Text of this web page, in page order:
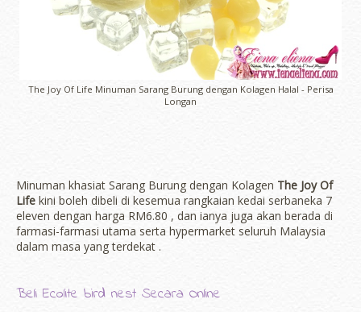
The Joy Of Life Minuman Sarang Burung dengan Kolagen Halal - Perisa
Longan
Minuman khasiat Sarang Burung dengan Kolagen The Joy Of
Life kini boleh dibeli di kesemua rangkaian kedai serbaneka 7
eleven dengan harga RM6.80 , dan ianya juga akan berada di
farmasi-farmasi utama serta hypermarket seluruh Malaysia
dalam masa yang terdekat .
Beli Ecolite bird nest Secara Online